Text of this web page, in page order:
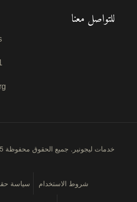
للتواصل معنا
© 2025 خدمات ليجونير. جميع الحقوق محفوظة
شروط الاستخدام سياسة